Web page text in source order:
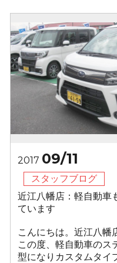
2017 09/11
スタッフブログ
近江八幡店：軽自動車
ています
こんにちは。近江八幡
この度、軽自動車のス
型になりカスタムタイ